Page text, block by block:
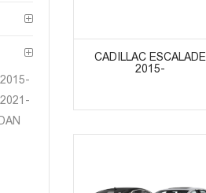
CADILLAC ESCALADE
2015-